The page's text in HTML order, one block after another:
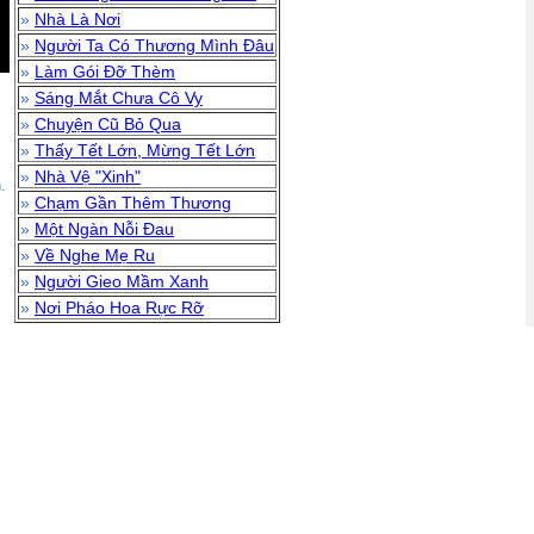
» Nhà Là Nơi
» Người Ta Có Thương Mình Đâu
» Làm Gói Đỡ Thèm
» Sáng Mắt Chưa Cô Vy
» Chuyện Cũ Bỏ Qua
» Thấy Tết Lớn, Mừng Tết Lớn
» Nhà Vệ "Xinh"
» Chạm Gần Thêm Thương
» Một Ngàn Nỗi Đau
» Về Nghe Mẹ Ru
» Người Gieo Mầm Xanh
» Nơi Pháo Hoa Rực Rỡ